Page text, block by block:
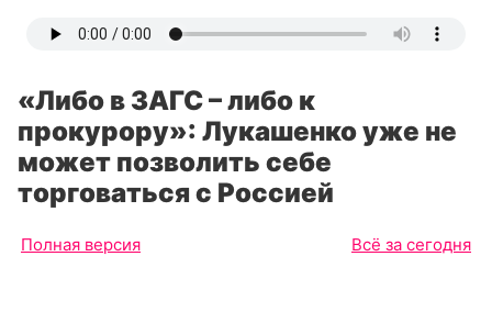
«Либо в ЗАГС – либо к
прокурору»: Лукашенко уже не
может позволить себе
торговаться с Россией
Полная версия Всё за сегодня